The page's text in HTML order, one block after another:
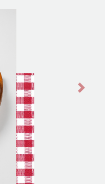
Next